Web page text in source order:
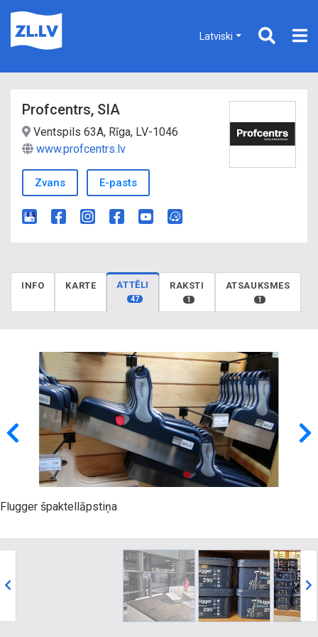
Latviski
Profcentrs, SIA
Ventspils 63A, Rīga, LV-1046
www.profcentrs.lv
Zvans E-pasts
INFO KARTE ATTĒLI
47
RAKSTI
1
ATSAUKSMES
1
Flugger špaktellāpstiņa